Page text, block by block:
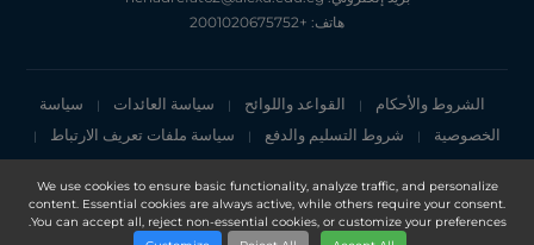
We use cookies to ensure basic functionality, analyze traffic, and personalize
content. Essential cookies are always active, while others require your consent.
You can accept all, reject non-essential cookies, or customize your preferences.
هاتف: +2001020675752
الشروط والأحكام | القواعد واللوائح | سياسة العائدات |
سياسة
الخصوصية
| شروط التسليم والدفع | سياسة ملفات تعريف الارتباط |
إشعار الخصوصية
Copyright 2025, DXN Holdings Bhd. 199501033918 (363120-V)